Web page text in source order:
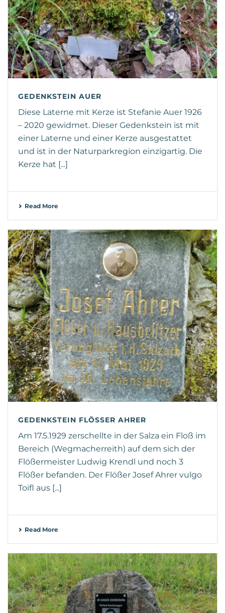
GEDENKSTEIN AUER
Diese Laterne mit Kerze ist Stefanie Auer 1926
– 2020 gewidmet. Dieser Gedenkstein ist mit
einer Laterne und einer Kerze ausgestattet
und ist in der Naturparkregion einzigartig. Die
Kerze hat [...]
Read More
GEDENKSTEIN FLÖSSER AHRER
Am 17.5.1929 zerschellte in der Salza ein Floß im
Bereich (Wegmacherreith) auf dem sich der
Flößermeister Ludwig Krendl und noch 3
Flößer befanden. Der Flößer Josef Ahrer vulgo
Toifl aus [...]
Read More